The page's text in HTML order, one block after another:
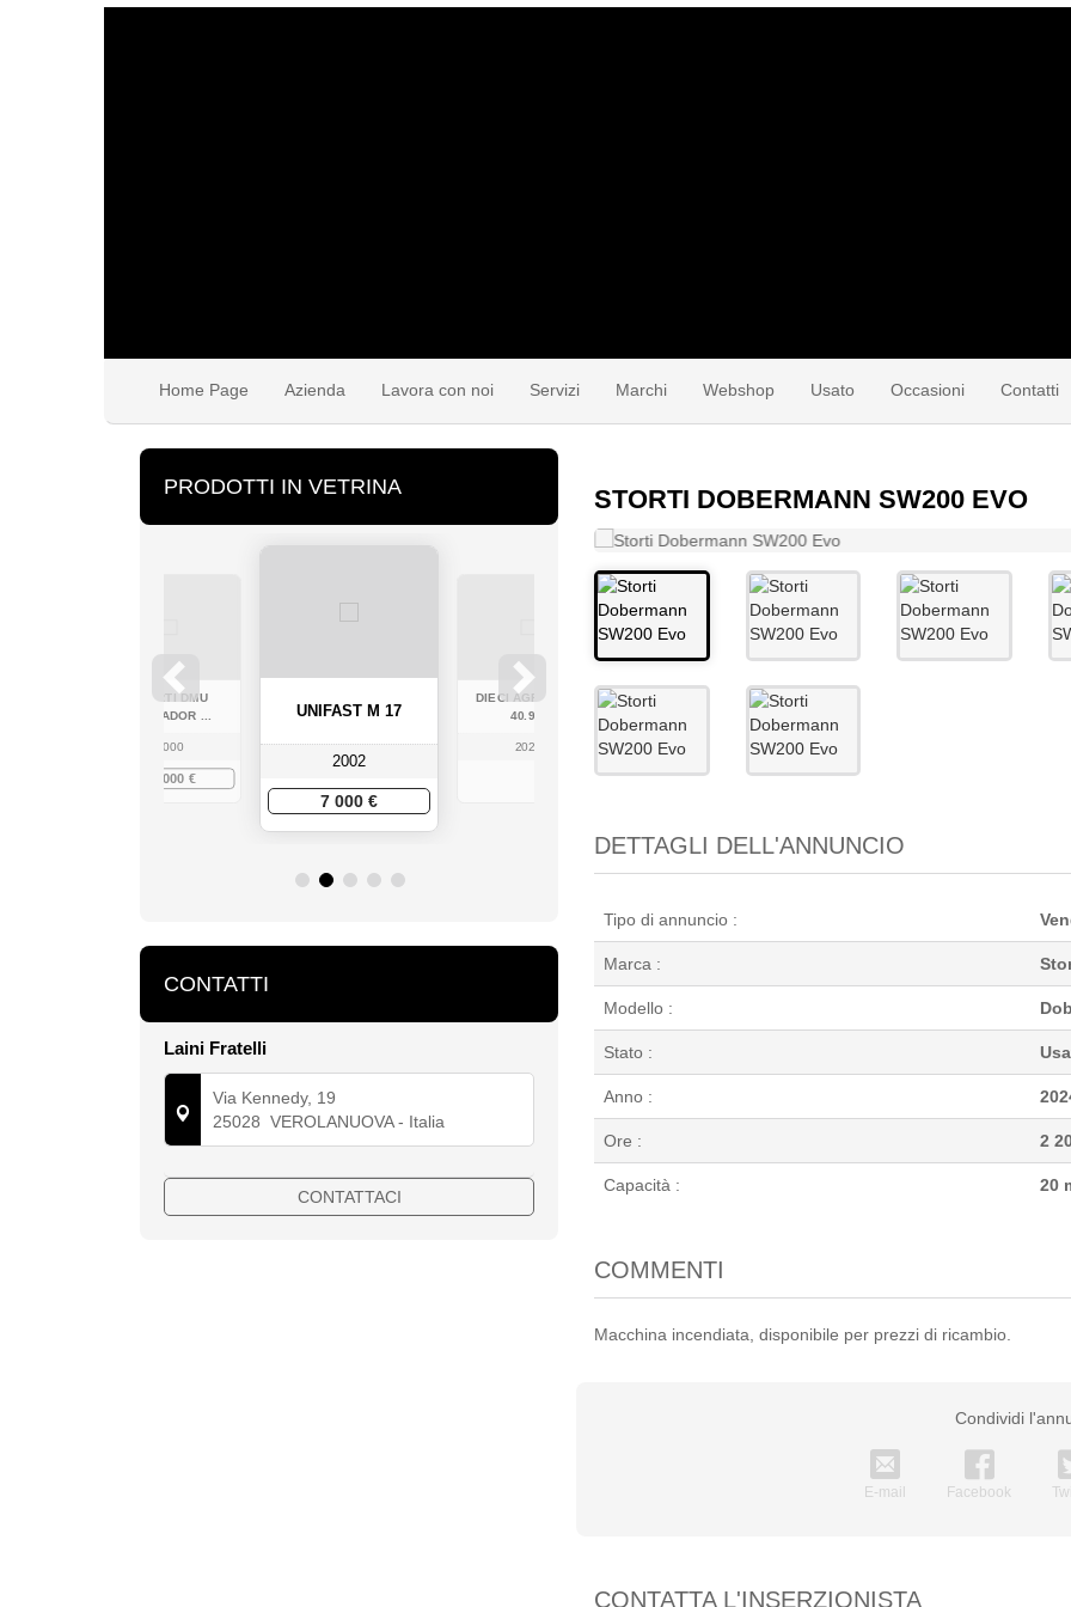
Home Page Azienda Lavora con noi Servizi Marchi Webshop Usato Occasioni Contatti
STORTI DOBERMANN SW200 EVO
DETTAGLI DELL'ANNUNCIO
Tipo di annuncio :
Marca :
Modello :
Stato :
Anno :
Ore : 2
Capacità : 20
COMMENTI
Macchina incendiata, disponibile per prezzi di ricambio.
Condividi
E-mail Facebook
CONTATTA L'INSERZIONISTA
PRODOTTI IN VETRINA
STORTI DMU
LABRADOR ...
2000
28 000 €
UNIFAST M 17
2002
7 000 €
DIECI AGRI PLUS
40.9...
2021
NEW HOLLAND 370
2 500 €
CONTATTI
Laini Fratelli
Via Kennedy, 19
25028 VEROLANUOVA- Italia
CONTATTACI